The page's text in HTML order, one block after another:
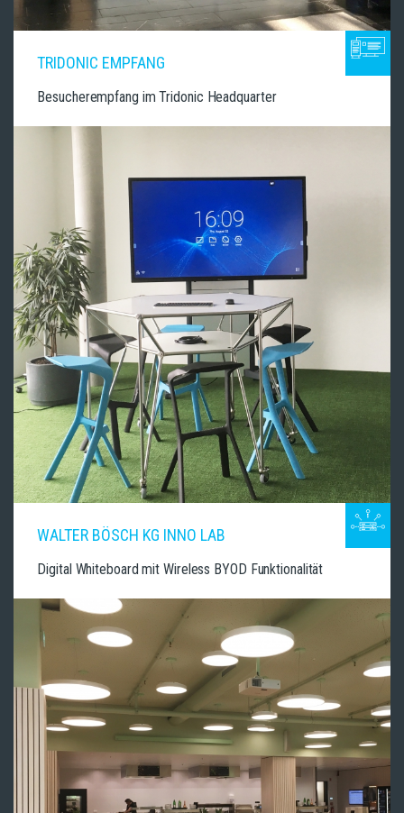
TRIDONIC EMPFANG
Besucherempfang im Tridonic Headquarter
WALTER BÖSCH KG INNO LAB
Digital Whiteboard mit Wireless BYOD Funktionalität